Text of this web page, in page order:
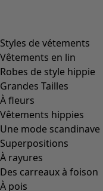
Styles de vétements
Vêtements en lin
Robes de style hippie
Grandes Tailles
À fleurs
Vêtements hippies
Une mode scandinave
Superpositions
À rayures
Des carreaux à foison
À pois